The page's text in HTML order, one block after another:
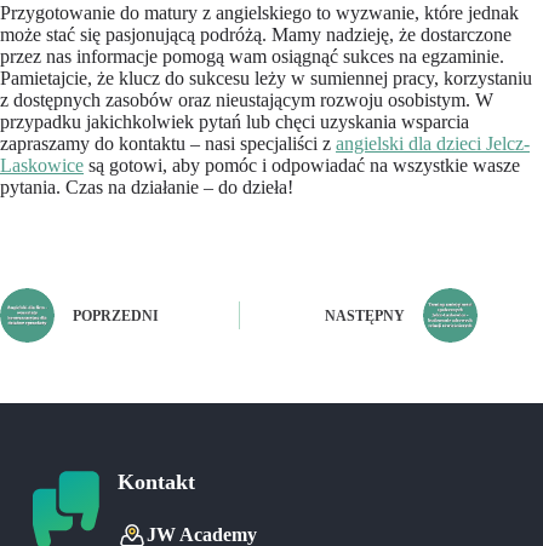
Przygotowanie do matury z angielskiego to wyzwanie, które jednak
może stać się pasjonującą podróżą. Mamy nadzieję, że dostarczone
przez nas informacje pomogą wam osiągnąć sukces na egzaminie.
Pamietajcie, że klucz do sukcesu leży w sumiennej pracy, korzystaniu
z dostępnych zasobów oraz nieustającym rozwoju osobistym. W
przypadku jakichkolwiek pytań lub chęci uzyskania wsparcia
zapraszamy do kontaktu – nasi specjaliści z angielski dla dzieci Jelcz-
Laskowice są gotowi, aby pomóc i odpowiadać na wszystkie wasze
pytania. Czas na działanie – do dzieła!
POPRZEDNI NASTĘPNY
Kontakt
JW Academy